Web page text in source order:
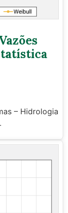
– Hidrologia